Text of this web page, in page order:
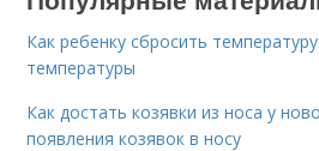
Как ребенку сбросить
температуры
Как достать козявки из носа у
появления козявок в носу